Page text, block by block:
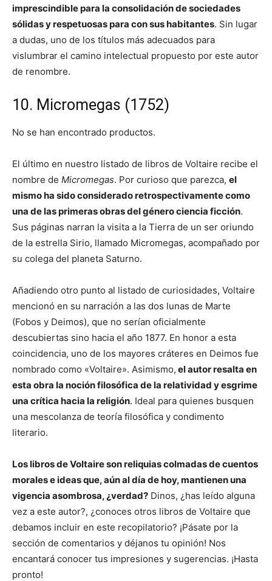
imprescindible para la consolidación de sociedades
sólidas y respetuosas para con sus habitantes. Sin lugar
a dudas, uno de los títulos más adecuados para
vislumbrar el camino intelectual propuesto por este autor
de renombre.
10. Micromegas (1752)
No se han encontrado productos.
El último en nuestro listado de libros de Voltaire recibe el
nombre de Micromegas. Por curioso que parezca, el
mismo ha sido considerado retrospectivamente como
una de las primeras obras del género ciencia ficción.
Sus páginas narran la visita a la Tierra de un ser oriundo
de la estrella Sirio, llamado Micromegas, acompañado por
su colega del planeta Saturno.
Añadiendo otro punto al listado de curiosidades, Voltaire
mencionó en su narración a las dos lunas de Marte
(Fobos y Deimos), que no serían oficialmente
descubiertas sino hacia el año 1877. En honor a esta
coincidencia, uno de los mayores cráteres en Deimos fue
nombrado como «Voltaire». Asimismo, el autor resalta en
esta obra la noción filosófica de la relatividad y esgrime
una crítica hacia la religión. Ideal para quienes busquen
una mescolanza de teoría filosófica y condimento
literario.
Los libros de Voltaire son reliquias colmadas de cuentos
morales e ideas que, aún al día de hoy, mantienen una
vigencia asombrosa, ¿verdad? Dinos, ¿has leído alguna
vez a este autor?, ¿conoces otros libros de Voltaire que
debamos incluir en este recopilatorio? ¡Pásate por la
sección de comentarios y déjanos tu opinión! Nos
encantará conocer tus impresiones y sugerencias. ¡Hasta
pronto!